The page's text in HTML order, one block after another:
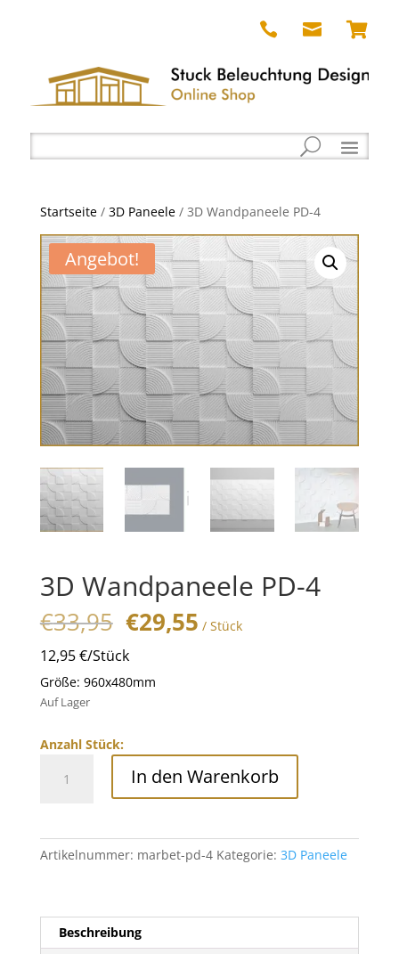
  
Startseite/ 3D Paneele/ 3D Wandpaneele PD-4
Angebot!
3D Wandpaneele PD-4
€33,95 Original
price
was:
€33,95.
€29,55Current
price
/ Stück
12,95 €/Stück
Größe: 960x480mm
Auf Lager
Anzahl Stück:
Wandpaneele
Menge
In den Warenkorb
Artikelnummer: marbet-pd-4 Kategorie: 3D Paneele
Beschreibung